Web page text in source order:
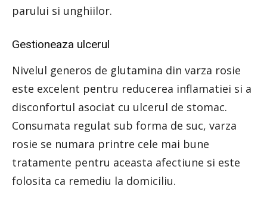
parului si unghiilor.
Gestioneaza ulcerul
Nivelul generos de glutamina din varza rosie
este excelent pentru reducerea inflamatiei si a
disconfortul asociat cu ulcerul de stomac.
Consumata regulat sub forma de suc, varza
rosie se numara printre cele mai bune
tratamente pentru aceasta afectiune si este
folosita ca remediu la domiciliu.